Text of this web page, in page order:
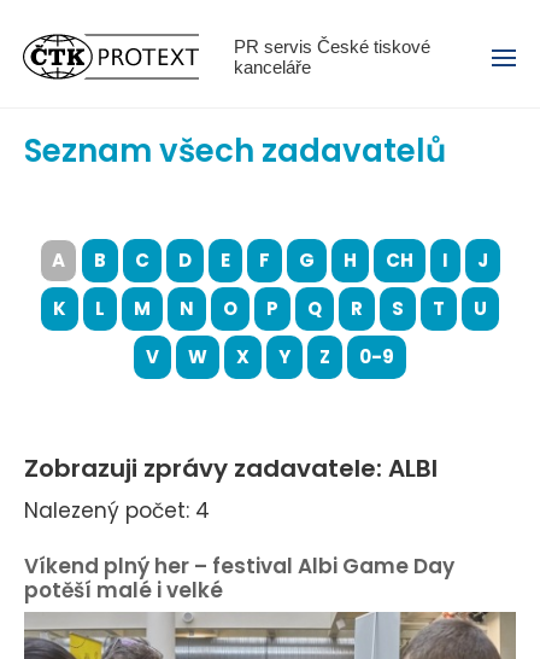
PR servis České tiskové
kanceláře
Menu
Seznam všech zadavatelů
A B C D E F G H CH I
J
K
L M N O P Q R S T
U
V
W X Y Z 0-9
Zobrazuji zprávy zadavatele: ALBI
Nalezený počet: 4
Víkend plný her – festival Albi Game Day
potěší malé i velké